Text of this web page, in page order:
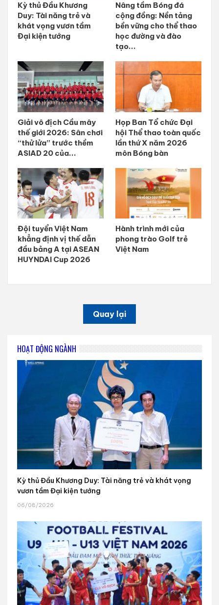
Kỳ thủ Đầu Khương
Duy: Tài năng trẻ và
khát vọng vươn tầm
Đại kiện tướng
Nâng tầm Bóng đá
cộng đồng: Nền tảng
bền vững cho thể thao
học đường và đào
tạo...
Giải vô địch Cầu mây
thế giới 2026: Sân chơi
“thử lửa” trước thềm
ASIAD 20 của...
Họp Ban Tổ chức Đại
hội Thể thao toàn quốc
lần thứ X năm 2026
môn Bóng bàn
Đội tuyển Việt Nam
khẳng định vị thế dẫn
đầu bảng A tại ASEAN
HUYNDAI Cup 2026
Hành trình mới của
phong trào Golf trẻ
Việt Nam
Quay lại
HOẠT ĐỘNG NGÀNH
Kỳ thủ Đầu Khương Duy: Tài năng trẻ và khát vọng
vươn tầm Đại kiện tướng
06/08/2026